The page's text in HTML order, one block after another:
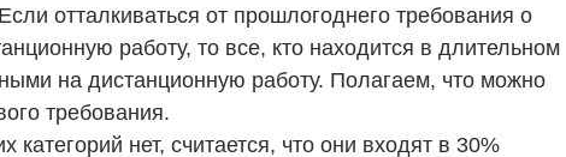
отталкиваться от прошлогоднего требования о
работу, то все, кто находится в длительном
на дистанционную работу. Полагаем, что можно
требования.
категорий нет, считается, что они входят в 30%